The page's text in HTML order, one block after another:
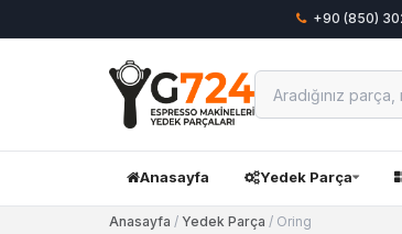
+90 (850)
Anasayfa Yedek Parça
Anasayfa / Yedek Parça / Oring